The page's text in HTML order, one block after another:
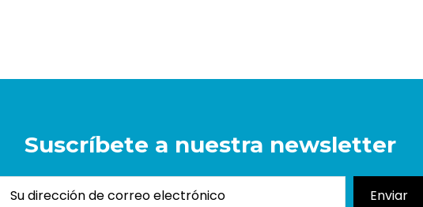
Suscríbete a nuestra newsletter